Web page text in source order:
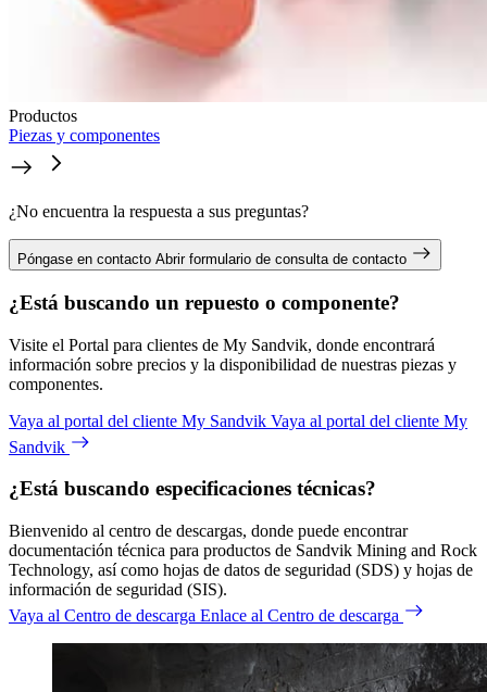
Productos
Piezas y componentes
¿No encuentra la respuesta a sus preguntas?
Póngase en contacto Abrir formulario de consulta de contacto
¿Está buscando un repuesto o componente?
Visite el Portal para clientes de My Sandvik, donde encontrará
información sobre precios y la disponibilidad de nuestras piezas y
componentes.
Vaya al portal del cliente My Sandvik Vaya al portal del cliente My
Sandvik
¿Está buscando especificaciones técnicas?
Bienvenido al centro de descargas, donde puede encontrar
documentación técnica para productos de Sandvik Mining and Rock
Technology, así como hojas de datos de seguridad (SDS) y hojas de
información de seguridad (SIS).
Vaya al Centro de descarga Enlace al Centro de descarga